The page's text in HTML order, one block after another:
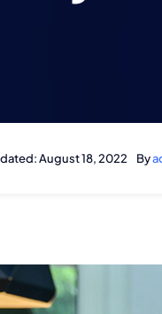
August 18, 2022 By